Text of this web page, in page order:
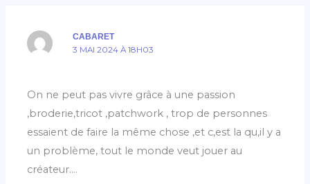
CABARET
3 MAI 2024 À 18H03
On ne peut pas vivre grâce à une passion
,broderie,tricot ,patchwork , trop de personnes
essaient de faire la même chose ,et c,est la qu,il y a
un problème, tout le monde veut jouer au
créateur….